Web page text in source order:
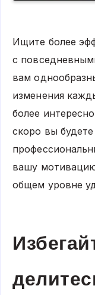
Ищите более
с
вам
изменения
более
скоро вы
вашу
общем уровне